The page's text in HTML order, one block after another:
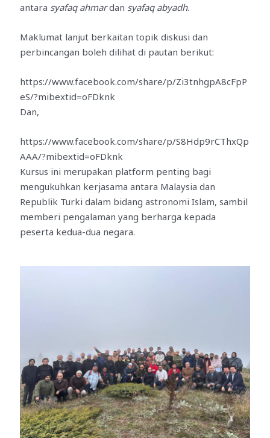
antara syafaq ahmardan syafaq abyadh.
Maklumat lanjut berkaitan topik diskusi dan
perbincangan boleh dilihat di pautan berikut:
https://www.facebook.com/share/p/Zi3tnhgpA8cFpP
eS/?mibextid=oFDknk
Dan,
https://www.facebook.com/share/p/S8Hdp9rCThxQp
AAA/?mibextid=oFDknk
Kursus ini merupakan platform penting bagi
mengukuhkan kerjasama antara Malaysia dan
Republik Turki dalam bidang astronomi Islam, sambil
memberi pengalaman yang berharga kepada
peserta kedua-dua negara.